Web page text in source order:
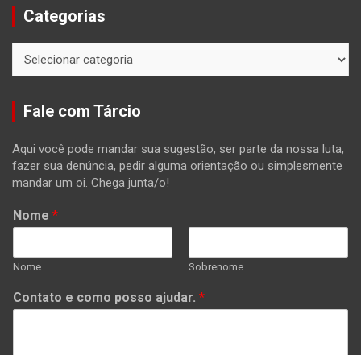
Categorias
Fale com Tárcio
Aqui você pode mandar sua sugestão, ser parte da nossa luta,
fazer sua denúncia, pedir alguma orientação ou simplesmente
mandar um oi. Chega junta/o!
Nome *
Nome Sobrenome
Contato e como posso ajudar. *